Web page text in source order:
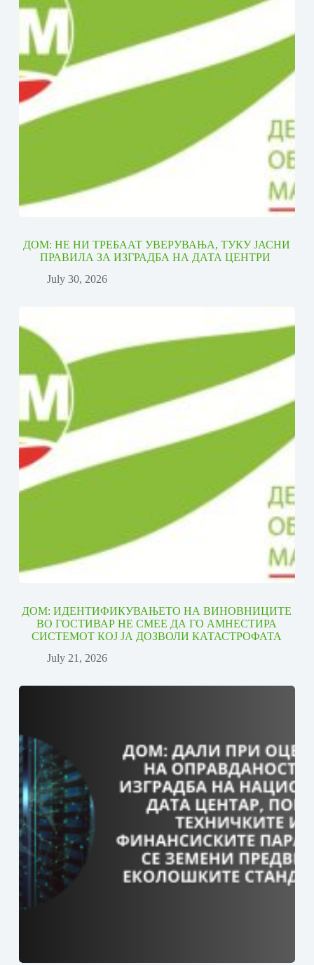
ДОМ: НЕ НИ ТРЕБААТ УВЕРУВАЊА, ТУКУ ЈАСНИ
ПРАВИЛА ЗА ИЗГРАДБА НА ДАТА ЦЕНТРИ
July 30, 2026
ДОМ: ИДЕНТИФИКУВАЊЕТО НА ВИНОВНИЦИТЕ
ВО ГОСТИВАР НЕ СМЕЕ ДА ГО АМНЕСТИРА
СИСТЕМОТ КОЈ ЈА ДОЗВОЛИ КАТАСТРОФАТА
July 21, 2026